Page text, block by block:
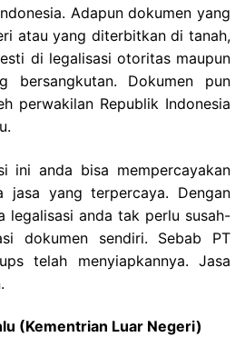
Adapun dokumen yang
atau yang diterbitkan di tanah,
di legalisasi otoritas maupun
bersangkutan. Dokumen pun
perwakilan Republik Indonesia
ini anda bisa mempercayakan
jasa yang terpercaya. Dengan
legalisasi anda tak perlu susah-
dokumen sendiri. Sebab PT
telah menyiapkannya. Jasa
(Kementrian Luar Negeri)